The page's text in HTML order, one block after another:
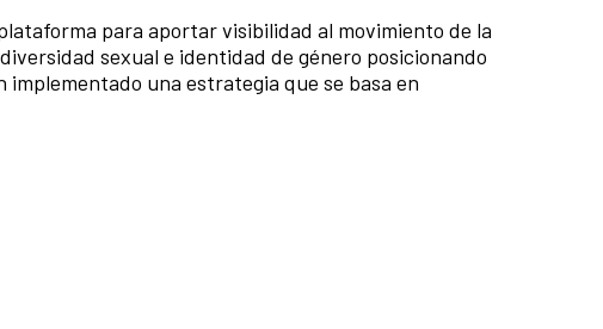
para aportar visibilidad al movimiento de la
sexual e identidad de género posicionando
una estrategia que se basa en